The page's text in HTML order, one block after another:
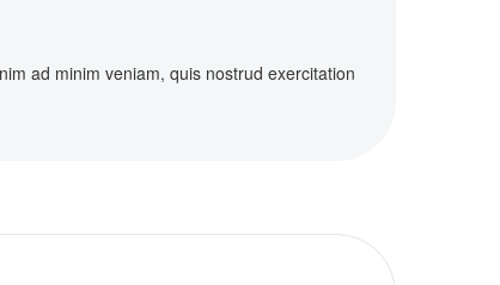
ad minim veniam, quis nostrud exercitation